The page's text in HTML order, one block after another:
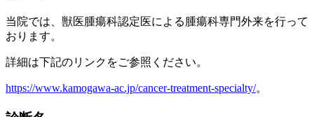
当院では、獣医腫瘍科認定医による腫瘍科専門外来を行って
おります。
詳細は下記のリンクをご参照ください。
https://www.kamogawa-ac.jp/cancer-treatment-specialty/。